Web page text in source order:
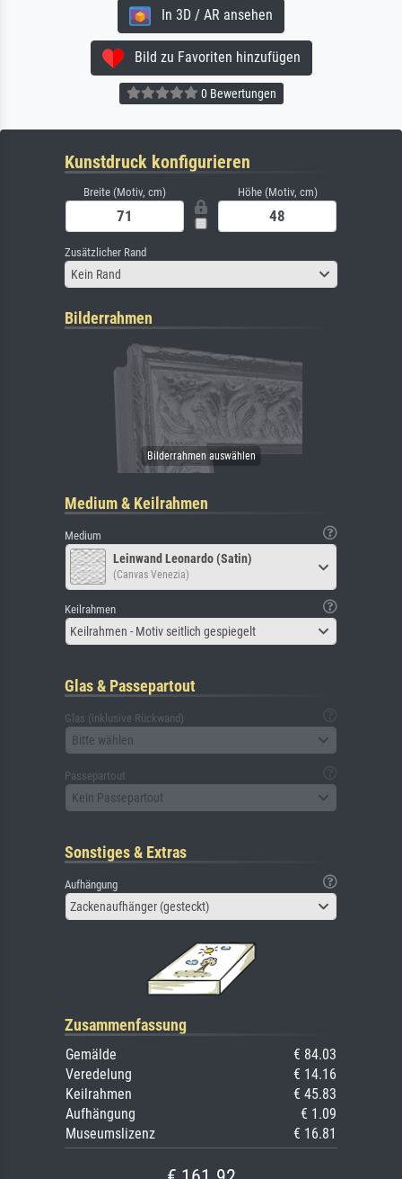
In 3D / AR ansehen
Bild zu Favoriten hinzufügen
0 Bewertungen
Kunstdruck konfigurieren
Breite (Motiv, cm) Höhe (Motiv, cm)
Zusätzlicher Rand
Kein Rand
Bilderrahmen
Medium & Keilrahmen
Medium
Leinwand Leonardo (Satin)
(Canvas Venezia)
Keilrahmen
Keilrahmen - Motiv seitlich gespiegelt
Glas & Passepartout
Glas (inklusive Rückwand)
Bitte wählen
Passepartout
Kein Passepartout
Sonstiges & Extras
Aufhängung
Zackenaufhänger (gesteckt)
Zusammenfassung
Gemälde
€ 84.03
Veredelung
€ 14.16
Keilrahmen
€ 45.83
Aufhängung
€ 1.09
Museumslizenz
€ 16.81